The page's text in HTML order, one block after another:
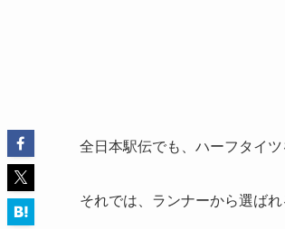
全日本駅伝でも、ハーフタイ
それでは、ランナーから選ば